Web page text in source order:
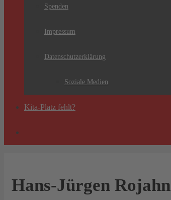
Spenden
Impressum
Datenschutzerklärung
Soziale Medien
Kita-Platz fehlt?
Hans-Jürgen Rojahn